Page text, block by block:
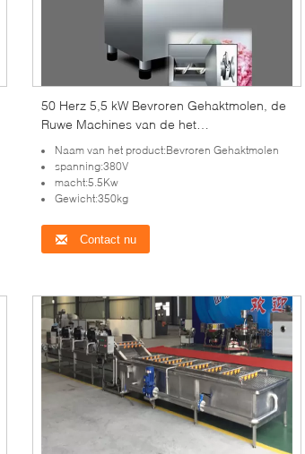
50 Herz 5,5 kW Bevroren Gehaktmolen, de
Ruwe Machines van de het
Voedselverwerking van de
Vleesgehaktmolen
Naam van het product:Bevroren Gehaktmolen
spanning:380V
macht:5.5Kw
Gewicht:350kg
Contact nu